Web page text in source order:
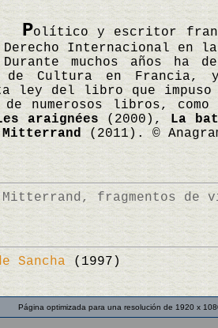
Político y escritor
Derecho Internacional en
Durante muchos años ha
de Cultura en Francia,
ley del libro que
de numerosos libros,
araignées (2000), La
(2011). ©
fragmentos de
Sancha (1997)
Página optimizada para una resolución de 1920 x